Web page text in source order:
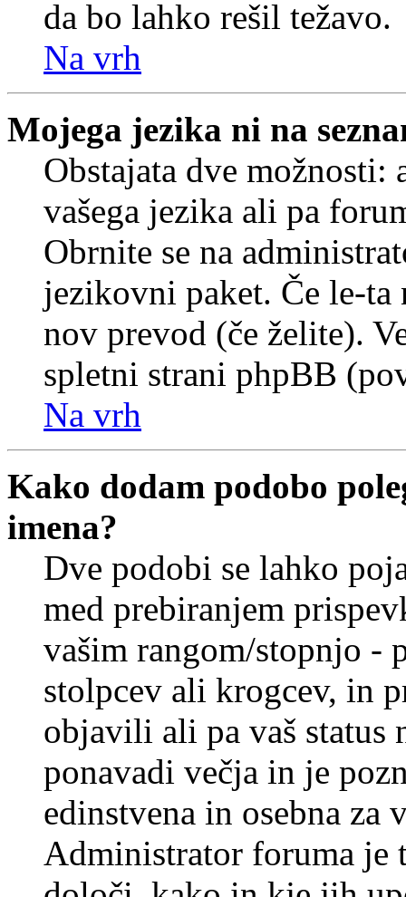
da bo lahko rešil težavo.
Na vrh
Mojega jezika ni na
Obstajata dve
vašega jezika ali pa
Obrnite se na
jezikovni paket. Če le-ta
nov prevod (če želite).
spletni strani phpBB
Na vrh
Kako dodam podobo
imena?
Dve podobi se lahko
med prebiranjem
vašim rangom/stopnjo -
stolpcev ali krogcev, in
objavili ali pa vaš status
ponavadi večja in je
edinstvena in osebna za
Administrator foruma je